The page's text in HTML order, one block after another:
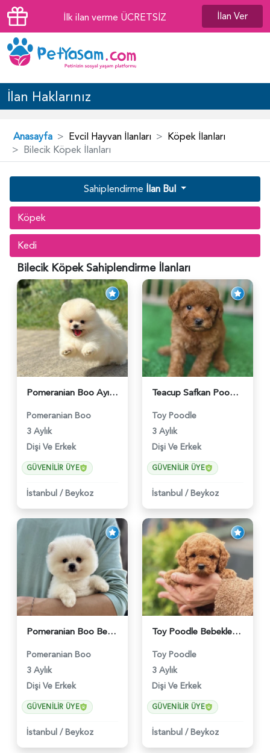
İlk ilan verme ÜCRETSİZ İlan Ver
İlan Haklarınız
Anasayfa Evcil Hayvan İlanları
Köpek İlanları
Bilecik Köpek İlanları
Sahiplendirme İlan Bul
Köpek
Kedi
Bilecik Köpek Sahiplendirme İlanları
Pomeranian Boo Ayıcık Surat Yavrularımız - 6025
Pomeranian Boo
3 Aylık
Dişi Ve Erkek
GÜVENILIR ÜYE
İstanbul / Beykoz
Teacup Safkan Poodle Yavrularımız - 5971
Toy Poodle
3 Aylık
Dişi Ve Erkek
GÜVENILIR ÜYE
İstanbul / Beykoz
Pomeranian Boo Bebekler 2 Aylıklar - 6021
Pomeranian Boo
3 Aylık
Dişi Ve Erkek
GÜVENILIR ÜYE
İstanbul / Beykoz
Toy Poodle Bebekler Yuva Arıyor - 5970
Toy Poodle
3 Aylık
Dişi Ve Erkek
GÜVENILIR ÜYE
İstanbul / Beykoz